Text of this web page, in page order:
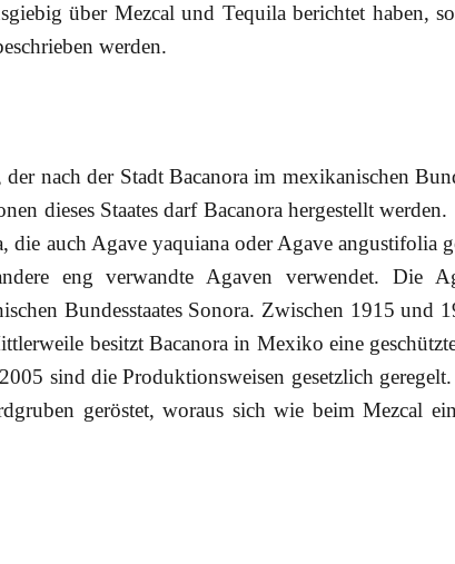
über Mezcal und Tequila berichtet haben,
werden.
nach der Stadt Bacanora im mexikanischen
dieses Staates darf Bacanora hergestellt
die auch Agave yaquiana oder Agave angustifolia
eng verwandte Agaven verwendet. Die
Bundesstaates Sonora. Zwischen 1915 und
besitzt Bacanora in Mexiko eine
sind die Produktionsweisen gesetzlich
geröstet, woraus sich wie beim Mezcal